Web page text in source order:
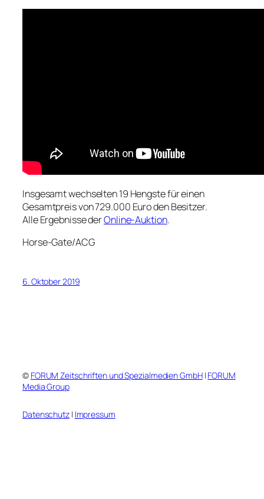
Insgesamt wechselten 19 Hengste für einen
Gesamtpreis von 729.000 Euro den Besitzer.
Alle Ergebnisse derOnline-Auktion.
Horse-Gate/ACG
6. Oktober 2019
© FORUM Zeitschriften und Spezialmedien GmbH| FORUM
Media Group
Datenschutz| Impressum